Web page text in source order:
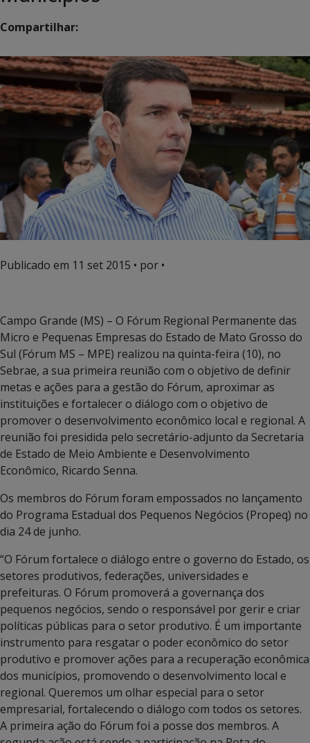
Compartilhar:
Publicado em 11 set 2015 • por •
Campo Grande (MS) – O Fórum Regional Permanente das
Micro e Pequenas Empresas do Estado de Mato Grosso do
Sul (Fórum MS – MPE) realizou na quinta-feira (10), no
Sebrae, a sua primeira reunião com o objetivo de definir
metas e ações para a gestão do Fórum, aproximar as
instituições e fortalecer o diálogo com o objetivo de
promover o desenvolvimento econômico local e regional. A
reunião foi presidida pelo secretário-adjunto da Secretaria
de Estado de Meio Ambiente e Desenvolvimento
Econômico, Ricardo Senna.
Os membros do Fórum foram empossados no lançamento
do Programa Estadual dos Pequenos Negócios (Propeq) no
dia 24 de junho.
“O Fórum fortalece o diálogo entre o governo do Estado, os
setores produtivos, federações, universidades e
prefeituras. O Fórum promoverá a governança dos
pequenos negócios, sendo o responsável por gerir e criar
políticas públicas para o setor produtivo. É um importante
instrumento para resgatar o poder econômico do setor
produtivo e promover ações para a recuperação econômica
dos municípios, promovendo o desenvolvimento local e
regional. Queremos um olhar especial para o setor
empresarial, fortalecendo o diálogo com todos os setores.
A primeira ação do Fórum foi a posse dos membros. A